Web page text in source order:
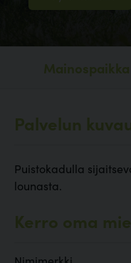
Palvelun
Puistokadulla
lounasta.
Kerro oma